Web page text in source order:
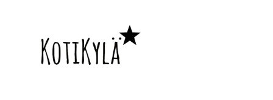
Asuntojen